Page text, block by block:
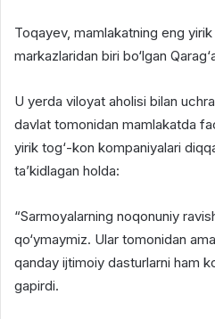
Toqayev, mamlakatning eng
markazlaridan biri bo‘lgan
U yerda viloyat aholisi bilan
davlat tomonidan mamlakatda
yirik tog‘-kon kompaniyalari
ta’kidlagan holda:
“Sarmoyalarning noqonuniy
qo‘ymaymiz. Ular tomonidan
qanday ijtimoiy dasturlarni ham
gapirdi.